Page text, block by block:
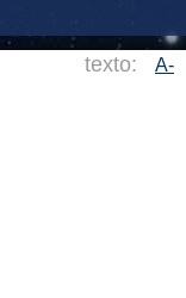
texto: A-